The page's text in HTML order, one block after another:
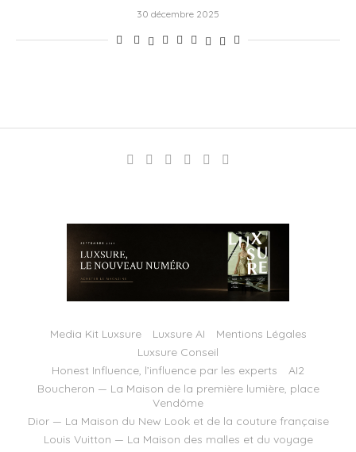
30 décembre 2025
Media Kit Luxsure Luxsure AI
Mentions Légales
Luxsure Conseil
Honest Influence, l’influence par les experts
AI2
Boucheron — La Maison de la première lumière, place
Vendôme
Dior — La Maison du New Look et de la couture française
Louis Vuitton — La Maison des malles et du voyage